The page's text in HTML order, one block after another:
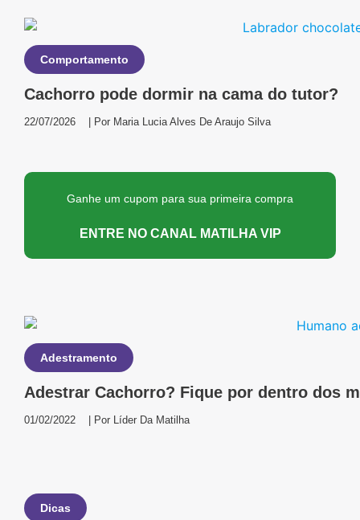
Comportamento
Cachorro pode dormir na cama do tutor?
22/07/2026 | Por Maria Lucia Alves De Araujo Silva
Ganhe um cupom para sua primeira compra
ENTRE NO CANAL MATILHA VIP
Adestramento
Adestrar Cachorro? Fique por dentro dos
01/02/2022 | Por Líder Da Matilha
Dicas